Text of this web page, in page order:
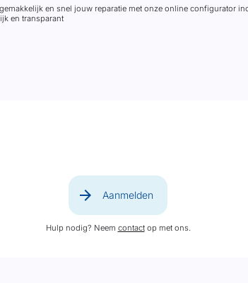
en snel jouw reparatie met onze online configurator
en transparant
arrow_forward Aanmelden
Hulp nodig? Neem contactop met ons.